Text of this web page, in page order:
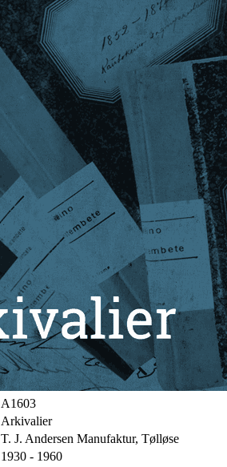
A1603
Arkivalier
T. J. Andersen Manufaktur, Tølløse
1930 - 1960